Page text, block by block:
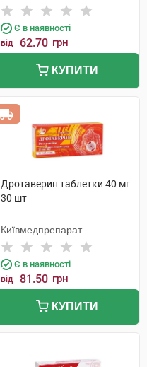
Є в наявності
від 62.70 грн
КУПИТИ
Дротаверин таблетки 40 мг
30 шт
Київмедпрепарат
Є в наявності
від 81.50 грн
КУПИТИ